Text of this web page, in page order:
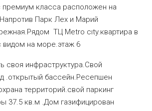
класса расположен на
Парк Лех и Марий
ТЦ Metro cıty.квартира в
видом на море.этаж 6
своя инфраструктура.Свой
.открытый бассейн.Ресепшен
территорий.свой паркинг
37.5 кв.м .Дом газифицирован